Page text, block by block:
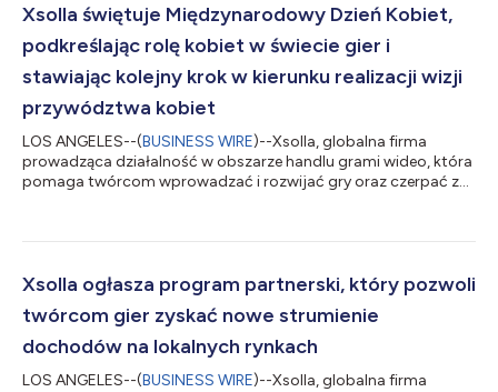
możliwości pojawiających się w branży. Branża gier utrzymuję
wyjątkową dynamikę, choć zmienia się recepta...
Xsolla świętuje Międzynarodowy Dzień Kobiet,
podkreślając rolę kobiet w świecie gier i
stawiając kolejny krok w kierunku realizacji wizji
przywództwa kobiet
LOS ANGELES--(BUSINESS WIRE)--Xsolla, globalna firma
prowadząca działalność w obszarze handlu grami wideo, która
pomaga twórcom wprowadzać i rozwijać gry oraz czerpać z
ekosystemie gier za pomocą starannie dobranych inicjatyw
wspierających merytoryczne przywództwo na kluczowych
rynkach pod względem dynamiki wzrostu, w tym w Turcji,
Dubaju i na...
Xsolla ogłasza program partnerski, który pozwoli
twórcom gier zyskać nowe strumienie
dochodów na lokalnych rynkach
LOS ANGELES--(BUSINESS WIRE)--Xsolla, globalna firma